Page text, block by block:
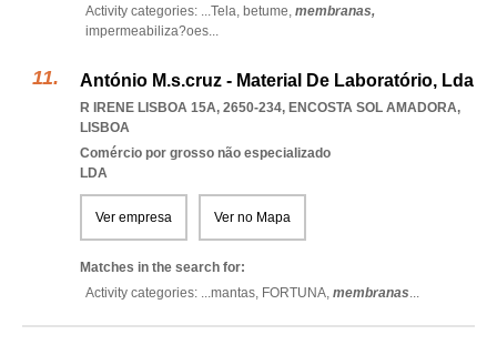
Activity categories: ...Tela, betume, membranas,
impermeabiliza?oes...
António M.s.cruz - Material De Laboratório, Lda
R IRENE LISBOA 15A, 2650-234, ENCOSTA SOL AMADORA,
LISBOA
Comércio por grosso não especializado
LDA
Ver empresa Ver no Mapa
Matches in the search for:
Activity categories: ...mantas, FORTUNA, membranas...